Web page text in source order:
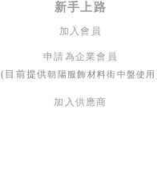
新手上路
加入會員
申請為企業會員
(目前提供朝陽服飾材料街中盤使用
加入供應商